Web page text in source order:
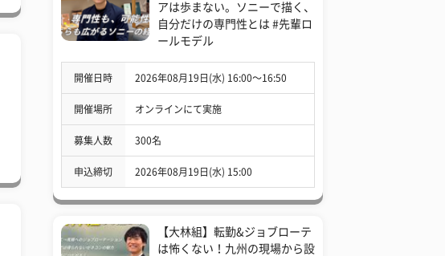
アは歩まない。ソニーで描く、
自分だけの専門性とは #先輩ロ
ールモデル
開催日時 2026年08月19日(水) 16:00〜16:50
開催場所 オンラインにて実施
募集人数 300名
申込締切 2026年08月19日(水) 15:00
【大林組】転勤&ジョブローテ
は怖くない！九州の現場から設